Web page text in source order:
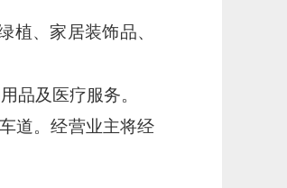
植、家居装饰品、
品及医疗服务。
道。经营业主将经